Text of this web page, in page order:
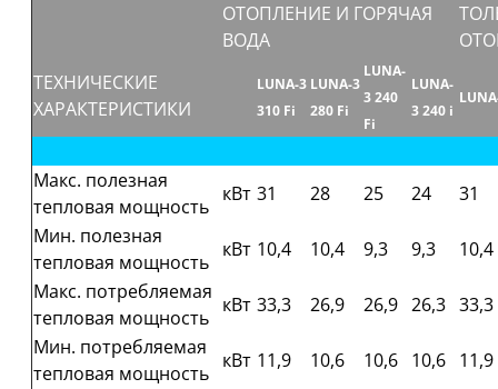
ОТОПЛЕНИЕ И ГОРЯЧАЯ
ВОДА
ТЕХНИЧЕСКИЕ
ХАРАКТЕРИСТИКИ
LUNA-3
310 Fi
LUNA-3
280 Fi
LUNA-
3 240
Fi
LUNA-
3 240 i
Макс. полезная
тепловая мощность
кВт 31 28 25 24
31
Мин. полезная
тепловая мощность
кВт 10,4 10,4 9,3 9,3
10,4
Макс. потребляемая
тепловая мощность
кВт 33,3 26,9 26,9 26,3 33,3
Мин. потребляемая
тепловая мощность
кВт 11,9 10,6 10,6 10,6 11,9